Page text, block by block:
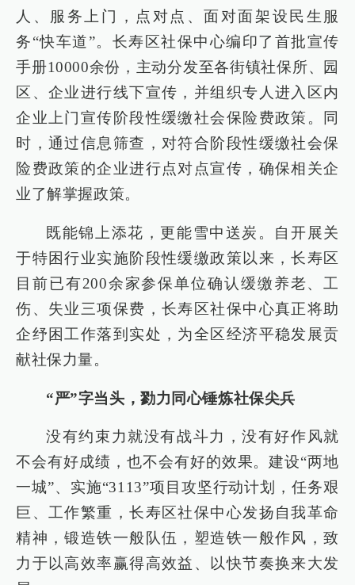
人、服务上门，点对点、面对面架设民生服
务“快车道”。长寿区社保中心编印了首批宣传
手册10000余份，主动分发至各街镇社保所、园
区、企业进行线下宣传，并组织专人进入区内
企业上门宣传阶段性缓缴社会保险费政策。同
时，通过信息筛查，对符合阶段性缓缴社会保
险费政策的企业进行点对点宣传，确保相关企
业了解掌握政策。
既能锦上添花，更能雪中送炭。自开展关
于特困行业实施阶段性缓缴政策以来，长寿区
目前已有200余家参保单位确认缓缴养老、工
伤、失业三项保费，长寿区社保中心真正将助
企纾困工作落到实处，为全区经济平稳发展贡
献社保力量。
“严”字当头，勠力同心锤炼社保尖兵
没有约束力就没有战斗力，没有好作风就
不会有好成绩，也不会有好的效果。建设“两地
一城”、实施“3113”项目攻坚行动计划，任务艰
巨、工作繁重，长寿区社保中心发扬自我革命
精神，锻造铁一般队伍，塑造铁一般作风，致
力于以高效率赢得高效益、以快节奏换来大发